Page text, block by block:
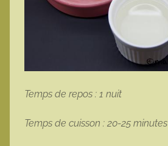
Temps de repos : 1 nuit
Temps de cuisson : 20-25 minutes